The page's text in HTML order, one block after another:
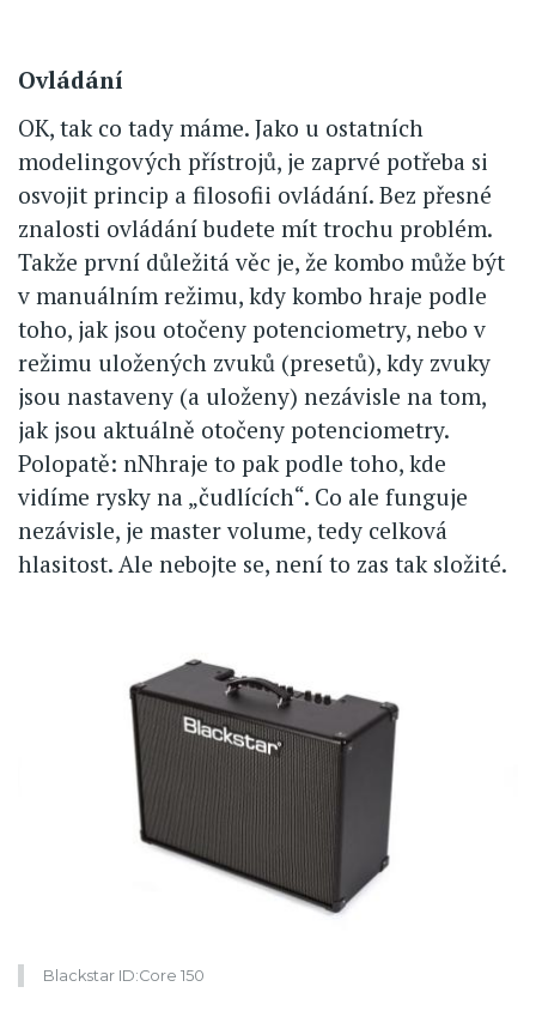
Ovládání
OK, tak co tady máme. Jako u ostatních
modelingových přístrojů, je zaprvé potřeba si
osvojit princip a filosofii ovládání. Bez přesné
znalosti ovládání budete mít trochu problém.
Takže první důležitá věc je, že kombo může být
v manuálním režimu, kdy kombo hraje podle
toho, jak jsou otočeny potenciometry, nebo v
režimu uložených zvuků (presetů), kdy zvuky
jsou nastaveny (a uloženy) nezávisle na tom,
jak jsou aktuálně otočeny potenciometry.
Polopatě: nNhraje to pak podle toho, kde
vidíme rysky na „čudlících“. Co ale funguje
nezávisle, je master volume, tedy celková
hlasitost. Ale nebojte se, není to zas tak složité.
Blackstar ID:Core 150